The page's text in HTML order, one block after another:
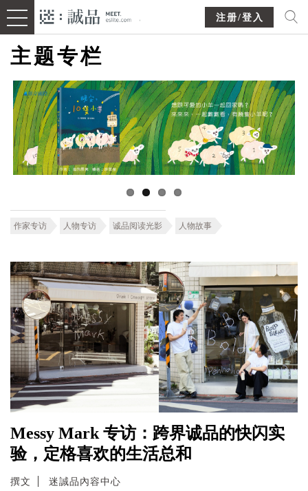
注册/登入
主题专栏
作家专访 人物专访 诚品阅读光影 人物故事
Messy Mark 专访：跨界诚品的快闪实
验，定格喜欢的生活总和
撰文 迷誠品內容中心